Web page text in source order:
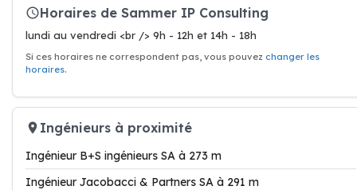
Horaires de Sammer IP Consulting
lundi au vendredi <br /> 9h - 12h et 14h - 18h
Si ces horaires ne correspondent pas, vous pouvez changer les
horaires.
Ingénieurs à proximité
Ingénieur B+S ingénieurs SA à 273 m
Ingénieur Jacobacci & Partners SA à 291 m